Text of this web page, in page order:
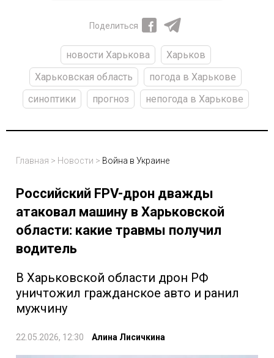
Поделиться
новости Харькова
Харьков
Харьковская область
погода в Харькове
синоптики
прогноз непогода в Харькове
Главная > Новости > Война в Украине
Российский FPV-дрон дважды
атаковал машину в Харьковской
области: какие травмы получил
водитель
В Харьковской области дрон РФ
уничтожил гражданское авто и ранил
мужчину
22.05.2026, 12:30 Алина Лисичкина